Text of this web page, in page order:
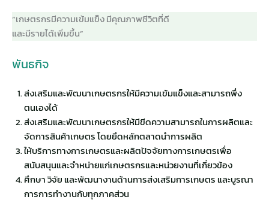
“เกษตรกรมีความเข้มแข็ง มีคุณภาพชีวิตที่ดี
และมีรายได้เพิ่มขึ้น”
พันธกิจ
ส่งเสริมและพัฒนาเกษตรกรให้มีความเข้มแข็งและสามารถพึ่ง
ตนเองได้
ส่งเสริมและพัฒนาเกษตรกรให้มีขีดความสามารถในการผลิตและ
จัดการสินค้าเกษตร โดยยึดหลักตลาดนำการผลิต
ให้บริการทางการเกษตรและผลิตปัจจัยทางการเกษตรเพื่อ
สนับสนุนและจำหน่ายแก่เกษตรกรและหน่วยงานที่เกี่ยวข้อง
ศึกษา วิจัย และพัฒนางานด้านการส่งเสริมการเกษตร และบูรณา
การการทำงานกับทุกภาคส่วน